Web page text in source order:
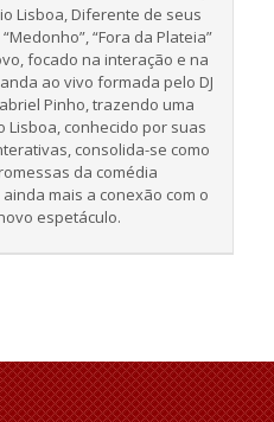
Lisboa, Diferente de seus
“Fora da Plateia”
focado na interação e na
ao vivo formada pelo DJ
Pinho, trazendo uma
Lisboa, conhecido por suas
consolida-se como
da comédia
mais a conexão com o
espetáculo.